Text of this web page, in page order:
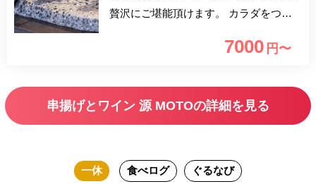
贅沢にご堪能頂けます。 カラダをつく
理法、飲料にこだわりできるだけナチュ
けする、大人酒場となっております。お
料理はふっくらと旬の食材を仕上げる薄
かけて仕上げております。大切な方との
7000 円〜
串揚げとワイン 源 MOTOの詳細を見る
一休 食べログ ぐるなび